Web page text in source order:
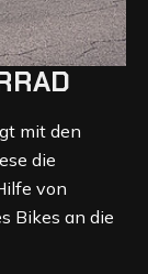
mit den
die
von
Bikes an die